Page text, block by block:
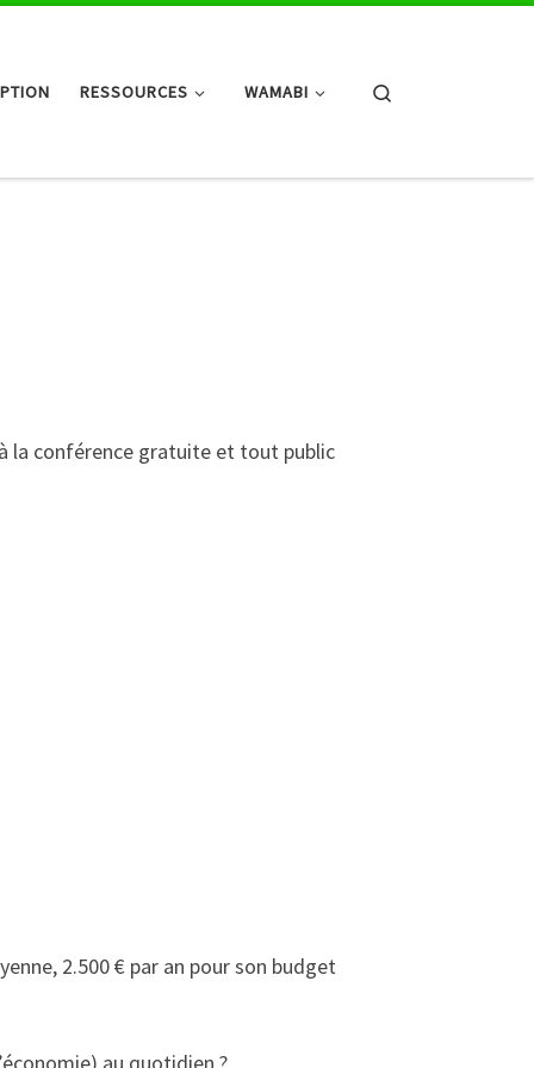
RESSOURCES WAMABI
à la conférence gratuite et tout public
2.500 € par an pour son budget
au quotidien ?